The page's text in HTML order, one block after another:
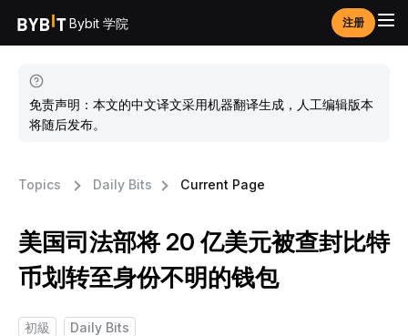
Bybit 学院 注册
免责声明：本文的中文译文采用机器翻译生成，人工编辑版本
将随后发布。
Topics Daily Bits Current Page
美国司法部将 20 亿美元被查封比特
币划转至身份不明的钱包
初級
Daily Bits